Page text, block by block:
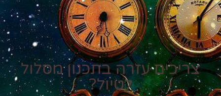
צריכים עזרה בתכנון מסלול
לטיול?